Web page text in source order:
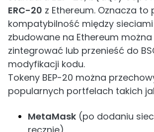
ERC-20 z Ethereum. Oznacza to
kompatybilność między
zbudowane na Ethereum można
zintegrować lub przenieść do
modyfikacji kodu.
Tokeny BEP-20 można
popularnych portfelach takich
MetaMask (po dodaniu